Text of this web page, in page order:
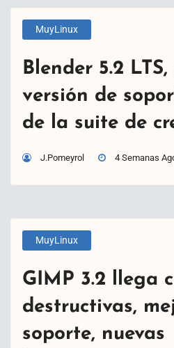
MuyLinux
Blender 5.2 LTS,
versión de
de la suite de
J.Pomeyrol 4 Semanas
MuyLinux
GIMP 3.2 llega
destructivas,
soporte, nuevas